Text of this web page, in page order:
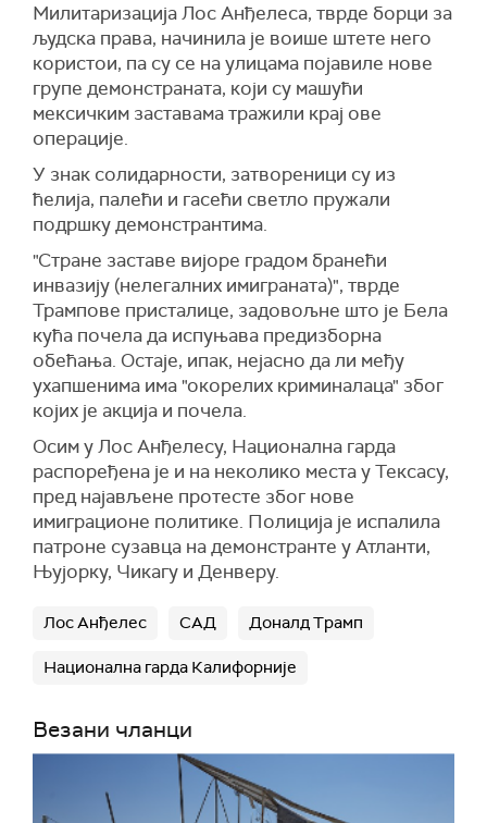
Милитаризација Лос Анђелеса, тврде борци за
људска права, начинила је воише штете него
користои, па су се на улицама појавиле нове
групе демонстраната, који су машући
мексичким заставама тражили крај ове
операције.
У знак солидарности, затвореници су из
ћелија, палећи и гасећи светло пружали
подршку демонстрантима.
"Стране заставе вијоре градом бранећи
инвазију (нелегалних имиграната)", тврде
Трампове присталице, задовољне што је Бела
кућа почела да испуњава предизборна
обећања. Остаје, ипак, нејасно да ли међу
ухапшенима има "окорелих криминалаца" због
којих је акција и почела.
Осим у Лос Анђелесу, Национална гарда
распоређена је и на неколико места у Тексасу,
пред најављене протесте због нове
имиграционе политике. Полиција је испалила
патроне сузавца на демонстранте у Атланти,
Њујорку, Чикагу и Денверу.
Лос Анђелес САД Доналд Трамп
Национална гарда Калифорније
Везани чланци